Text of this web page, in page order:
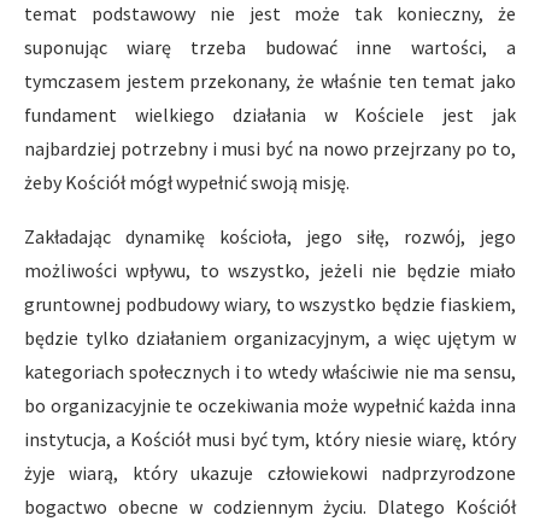
temat podstawowy nie jest może tak konieczny, że
suponując wiarę trzeba budować inne wartości, a
tymczasem jestem przekonany, że właśnie ten temat jako
fundament wielkiego działania w Kościele jest jak
najbardziej potrzebny i musi być na nowo przejrzany po to,
żeby Kościół mógł wypełnić swoją misję.
Zakładając dynamikę kościoła, jego siłę, rozwój, jego
możliwości wpływu, to wszystko, jeżeli nie będzie miało
gruntownej podbudowy wiary, to wszystko będzie fiaskiem,
będzie tylko działaniem organizacyjnym, a więc ujętym w
kategoriach społecznych i to wtedy właściwie nie ma sensu,
bo organizacyjnie te oczekiwania może wypełnić każda inna
instytucja, a Kościół musi być tym, który niesie wiarę, który
żyje wiarą, który ukazuje człowiekowi nadprzyrodzone
bogactwo obecne w codziennym życiu. Dlatego Kościół